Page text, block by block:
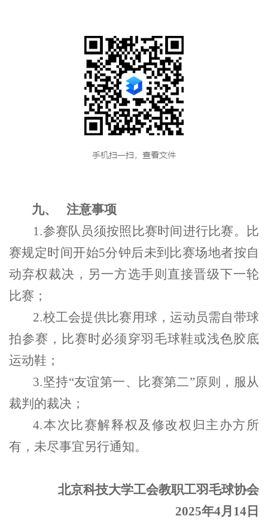
九、
注意事项
1.参赛队员须按照比赛时间进行比赛。比
赛规定时间开始5分钟后未到比赛场地者按自
动弃权裁决，另一方选手则直接晋级下一轮
比赛；
2.校工会提供比赛用球，运动员需自带球
拍参赛，比赛时必须穿羽毛球鞋或浅色胶底
运动鞋；
3.坚持“友谊第一、比赛第二”原则，服从
裁判的裁决；
4.本次比赛解释权及修改权归主办方所
有，未尽事宜另行通知。
北京科技大学工会教职工羽毛球协会
2025年4月14日